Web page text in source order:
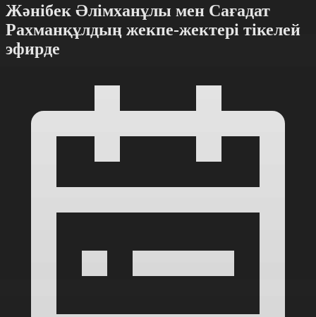
Жәнібек Әлімханұлы мен Сағадат
Рахманқұлдың жекпе-жектері тікелей
эфирде